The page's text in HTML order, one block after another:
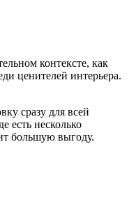
контексте, как
ценителей интерьера.
сразу для всей
есть несколько
большую выгоду.